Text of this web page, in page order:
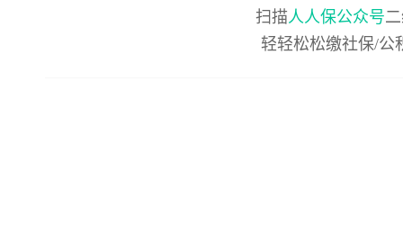
扫描人人保公众号
轻轻松松缴社保/公